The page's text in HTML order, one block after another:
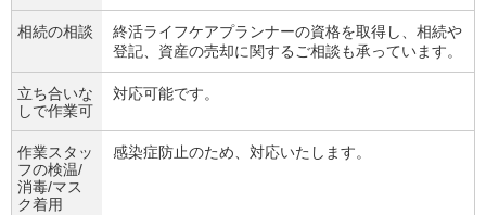
相続の相談
終活ライフケアプランナーの資格を取得し、相続や
登記、資産の売却に関するご相談も承っています。
立ち合いな
しで作業可
対応可能です。
作業スタッ
フの検温/
消毒/マス
ク着用
感染症防止のため、対応いたします。